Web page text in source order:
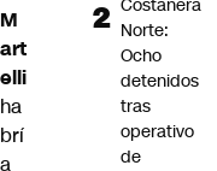
M
art
elli
ha
brí
a
Costanera
Norte:
Ocho
detenidos
tras
operativo
de